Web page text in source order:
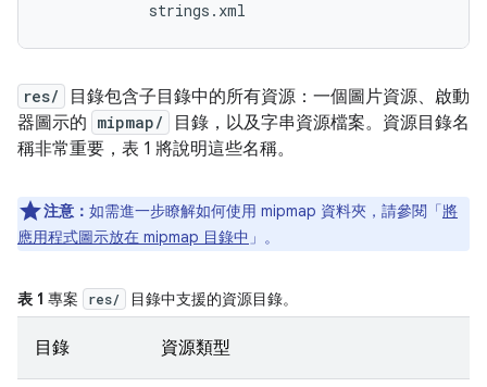
res/
目錄包含子目錄中的所有資源：一個圖片資源、啟動
器圖示的 mipmap/
目錄，以及字串資源檔案。資源目錄名
稱非常重要，表 1 將說明這些名稱。
注意： 如需進一步瞭解如何使用 mipmap 資料夾，請參閱「將
應用程式圖示放在 mipmap 目錄中 」。
表 1 專案 res/ 目錄中支援的資源目錄。
目錄 資源類型